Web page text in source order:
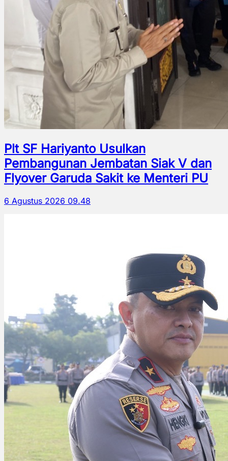
Plt SF Hariyanto Usulkan
Pembangunan Jembatan Siak V dan
Flyover Garuda Sakit ke Menteri PU
6 Agustus 2026 09.48